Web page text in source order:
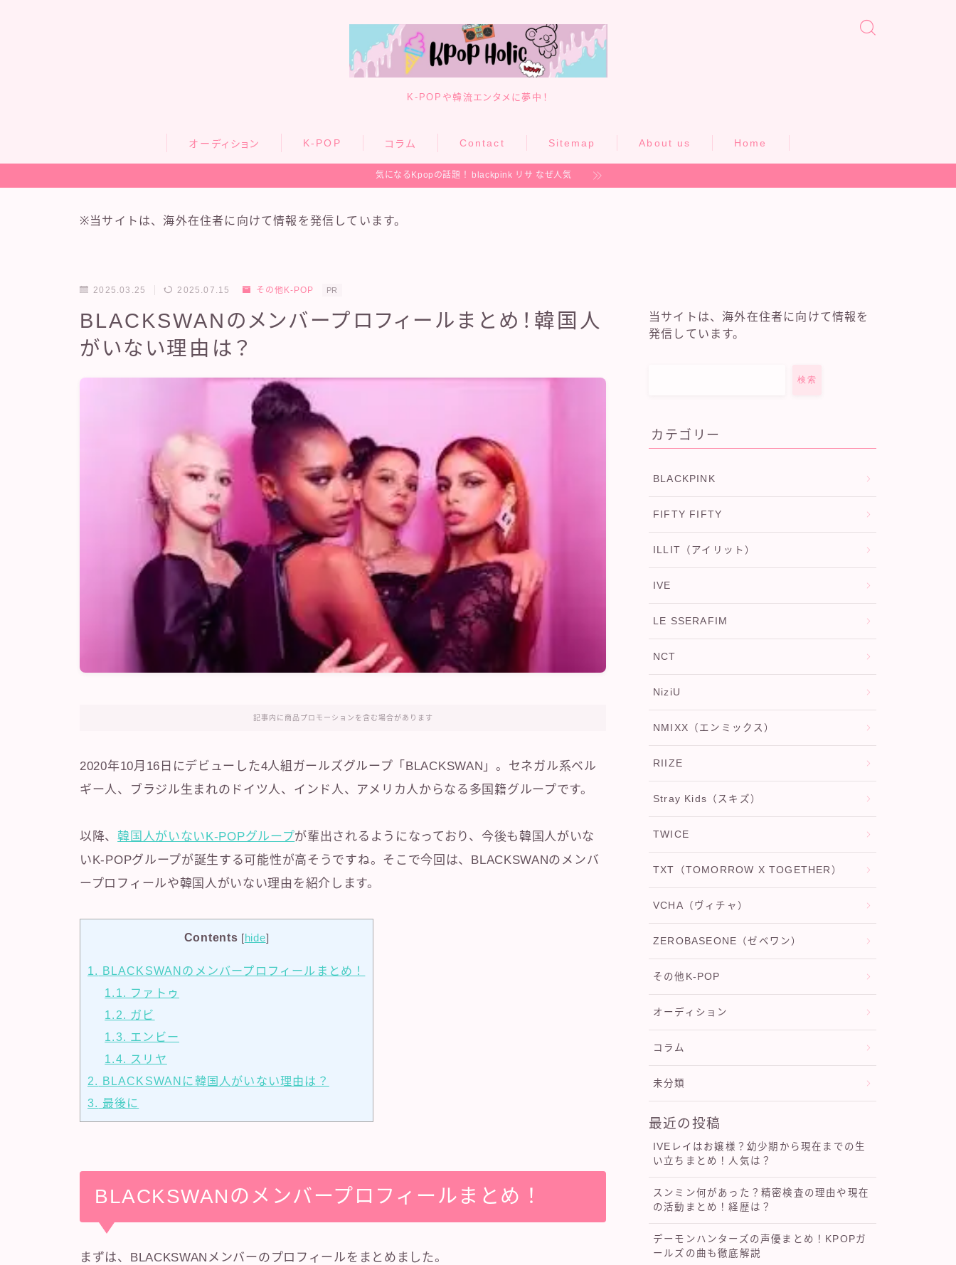
K-POPや韓流エンタメに夢中！
オーディション K-POP コラム Contact Sitemap About us Home
気になるKpopの話題！ blackpink リサ なぜ人気
※当サイトは、海外在住者に向けて情報を発信しています。
2025.03.25 2025.07.15 その他K-POP PR
BLACKSWANのメンバープロフィールまとめ！韓国人
がいない理由は？
記事内に商品プロモーションを含む場合があります
2020年10月16日にデビューした4人組ガールズグループ「BLACKSWAN」。セネガル系ベル
ギー人、ブラジル生まれのドイツ人、インド人、アメリカ人からなる多国籍グループです。
以降、韓国人がいないK-POPグループが輩出されるようになっており、今後も韓国人がいな
いK-POPグループが誕生する可能性が高そうですね。そこで今回は、BLACKSWANのメンバ
ープロフィールや韓国人がいない理由を紹介します。
Contents [hide]
1. BLACKSWANのメンバープロフィールまとめ！
1.1. ファトゥ
1.2. ガビ
1.3. エンビー
1.4. スリヤ
2. BLACKSWANに韓国人がいない理由は？
3. 最後に
BLACKSWANのメンバープロフィールまとめ！
まずは、BLACKSWANメンバーのプロフィールをまとめました。
当サイトは、海外在住者に向けて情報を
発信しています。
検索
カテゴリー
BLACKPINK
FIFTY FIFTY
ILLIT（アイリット）
IVE
LE SSERAFIM
NCT
NiziU
NMIXX（エンミックス）
RIIZE
Stray Kids（スキズ）
TWICE
TXT（TOMORROW X TOGETHER）
VCHA（ヴィチャ）
ZEROBASEONE（ゼベワン）
その他K-POP
オーディション
コラム
未分類
最近の投稿
IVEレイはお嬢様？幼少期から現在までの生
い立ちまとめ！人気は？
スンミン何があった？精密検査の理由や現在
の活動まとめ！経歴は？
デーモンハンターズの声優まとめ！KPOPガ
ールズの曲も徹底解説